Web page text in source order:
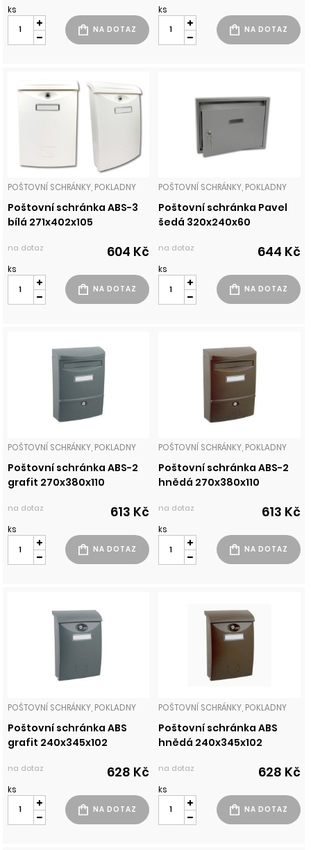
ks ks
POŠTOVNÍ SCHRÁNKY, POKLADNY
Poštovní schránka ABS-3
bílá 271x402x105
na dotaz 604 Kč
ks
POŠTOVNÍ SCHRÁNKY, POKLADNY
Poštovní schránka Pavel
šedá 320x240x60
na dotaz 644 Kč
ks
POŠTOVNÍ SCHRÁNKY, POKLADNY
Poštovní schránka ABS-2
grafit 270x380x110
na dotaz 613 Kč
ks
POŠTOVNÍ SCHRÁNKY, POKLADNY
Poštovní schránka ABS-2
hnědá 270x380x110
na dotaz 613 Kč
ks
POŠTOVNÍ SCHRÁNKY, POKLADNY
Poštovní schránka ABS
grafit 240x345x102
na dotaz 628 Kč
ks
POŠTOVNÍ SCHRÁNKY, POKLADNY
Poštovní schránka ABS
hnědá 240x345x102
na dotaz 628 Kč
ks